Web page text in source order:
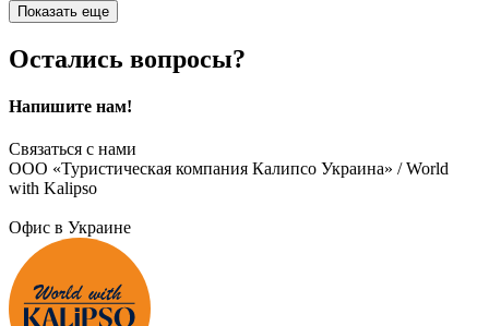
Показать еще
Остались вопросы?
Напишите нам!
Связаться с нами
ООО «Туристическая компания Калипсо Украина» / World
with Kalipso
Офис в Украине